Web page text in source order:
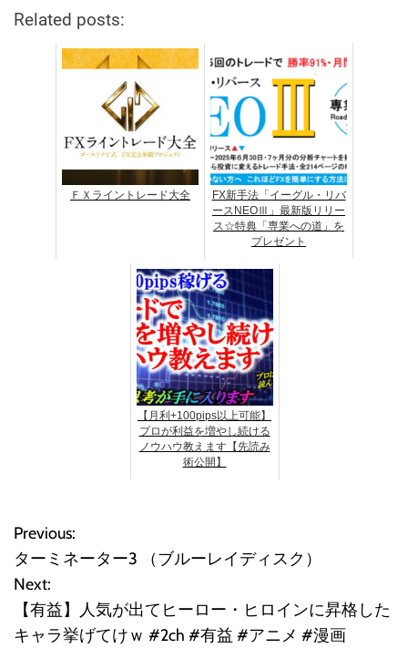
Related posts:
ＦＸライントレード大全
FX新手法「イーグル・リバ
ースNEOⅢ」最新版リリー
ス☆特典「専業への道」を
プレゼント
【月利+100pips以上可能】
プロが利益を増やし続ける
ノウハウ教えます【先読み
術公開】
投
稿
ナ
Previous:
ターミネーター3 （ブルーレイディスク）
Next:
【有益】人気が出てヒーロー・ヒロインに昇格した
キャラ挙げてけｗ #2ch #有益 #アニメ #漫画